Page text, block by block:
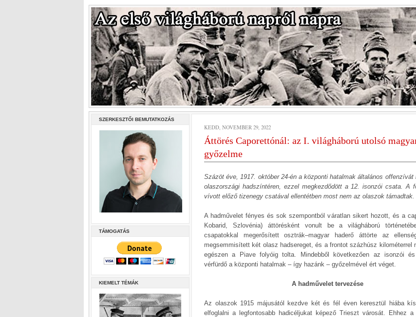
SZERKESZTŐI BEMUTATKOZÁS
TÁMOGATÁS
KIEMELT TÉMÁK
KEDD, NOVEMBER 29, 2022
Áttörés Caporettónál: az I. világháború utolsó
győzelme
Százöt éve, 1917. október 24-én a központi hatalmak általános
olaszországi hadszíntéren, ezzel megkezdődött a 12. isonzói csata. A
vívott előző tizenegy csatával ellentétben most nem az olaszok támadtak.
A hadművelet fényes és sok szempontból váratlan sikert hozott, és a
Kobarid, Szlovénia) áttörésként vonult be a világháború
csapatokkal megerősített osztrák–magyar haderő áttörte az
megsemmisített két olasz hadsereget, és a frontot százhúsz kilométerrel
egészen a Piave folyóig tolta. Mindebből következően az isonzói
vérfürdő a központi hatalmak – így hazánk – győzelmével ért véget.
A hadművelet tervezése
Az olaszok 1915 májusától kezdve két és fél éven keresztül hiába
elfoglalni a legfontosabb hadicéljukat képező Trieszt városát. Ehhez a